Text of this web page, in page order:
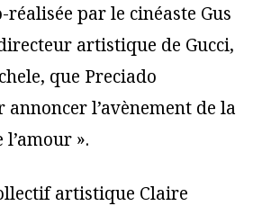
par le cinéaste Gus
artistique de Gucci,
que Preciado
l’avènement de la
».
artistique Claire